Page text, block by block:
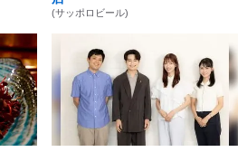
(サッポロビール)